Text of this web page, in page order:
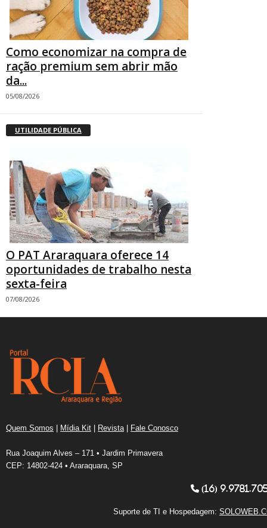
Como economizar na compra de
ração premium sem abrir mão
da...
05/08/2026
UTILIDADE PÚBLICA
O PAT Araraquara oferece 14
oportunidades de trabalho nesta
sexta-feira
07/08/2026
Quem Somos | Mídia Kit | Revista | Fale Conosco
Rua Joaquim Alves – 171 • Jardim Primavera
CEP: 14802-424 • Araraquara, SP
(16)
Suporte de TI e Hospedagem: